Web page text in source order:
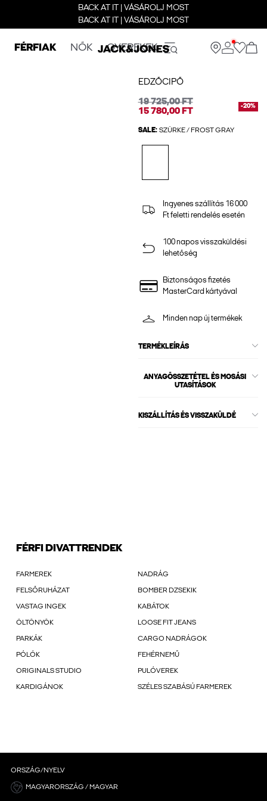
BACK AT IT | VÁSÁROLJ MOST
BACK AT IT | VÁSÁROLJ MOST
FÉRFIAK NŐK GYEREKEK
EDZŐCIPŐ
19 725,00 FT
15 780,00 FT
-20%
SALE: SZÜRKE / FROST GRAY
Ingyenes szállítás 16 000
Ft feletti rendelés esetén
100 napos visszaküldési
lehetőség
Biztonságos fizetés
MasterCard kártyával
Minden nap új termékek
TERMÉKLEÍRÁS
ANYAGÖSSZETÉTEL ÉS MOSÁSI
UTASÍTÁSOK
KISZÁLLÍTÁS ÉS VISSZAKÜLDÉ
FÉRFI DIVATTRENDEK
FARMEREK NADRÁG
FELSŐRUHÁZAT BOMBER DZSEKIK
VASTAG INGEK KABÁTOK
ÖLTÖNYÖK LOOSE FIT JEANS
PARKÁK CARGO NADRÁGOK
PÓLÓK FEHÉRNEMŰ
ORIGINALS STUDIO PULÓVEREK
KARDIGÁNOK SZÉLES SZABÁSÚ FARMEREK
ORSZÁG/NYELV
MAGYARORSZÁG / MAGYAR